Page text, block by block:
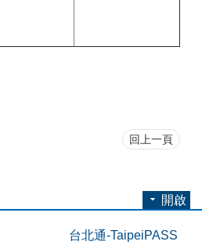
回上一頁
開啟
台北通-TaipeiPASS